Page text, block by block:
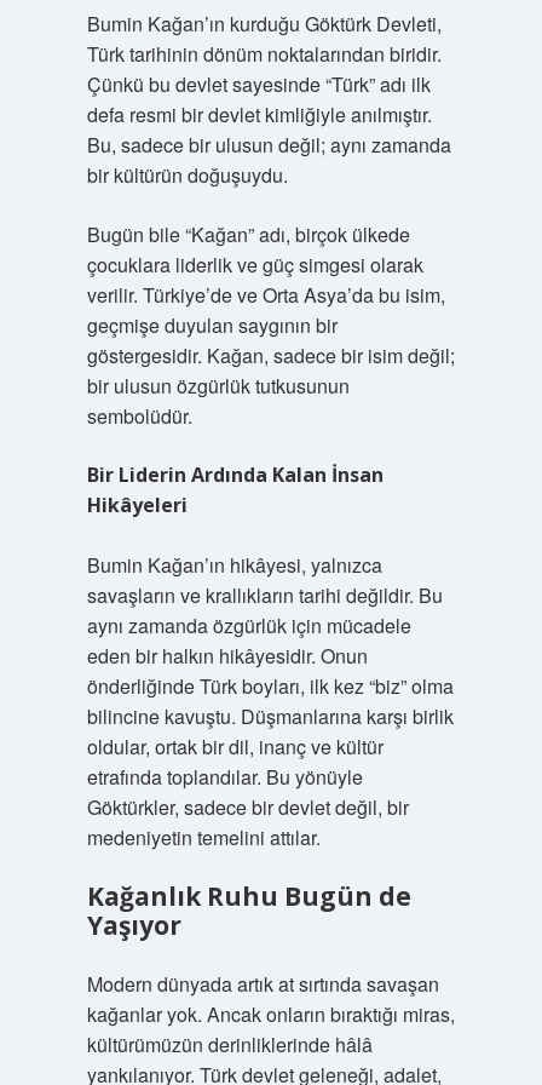
Bumin Kağan’ın kurduğu Göktürk Devleti,
Türk tarihinin dönüm noktalarından biridir.
Çünkü bu devlet sayesinde “Türk” adı ilk
defa resmi bir devlet kimliğiyle anılmıştır.
Bu, sadece bir ulusun değil; aynı zamanda
bir kültürün doğuşuydu.
Bugün bile “Kağan” adı, birçok ülkede
çocuklara liderlik ve güç simgesi olarak
verilir. Türkiye’de ve Orta Asya’da bu isim,
geçmişe duyulan saygının bir
göstergesidir. Kağan, sadece bir isim değil;
bir ulusun özgürlük tutkusunun
sembolüdür.
Bir Liderin Ardında Kalan İnsan
Hikâyeleri
Bumin Kağan’ın hikâyesi, yalnızca
savaşların ve krallıkların tarihi değildir. Bu
aynı zamanda özgürlük için mücadele
eden bir halkın hikâyesidir. Onun
önderliğinde Türk boyları, ilk kez “biz” olma
bilincine kavuştu. Düşmanlarına karşı birlik
oldular, ortak bir dil, inanç ve kültür
etrafında toplandılar. Bu yönüyle
Göktürkler, sadece bir devlet değil, bir
medeniyetin temelini attılar.
Kağanlık Ruhu Bugün de
Yaşıyor
Modern dünyada artık at sırtında savaşan
kağanlar yok. Ancak onların bıraktığı miras,
kültürümüzün derinliklerinde hâlâ
yankılanıyor. Türk devlet geleneği, adalet,